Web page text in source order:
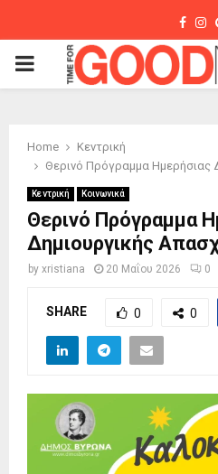
PRIMARY
Home
Κεντρική
Θερινό Πρόγραμμα Ημερήσιας
Κεντρική Κοινωνικά
Θερινό Πρόγραμμα
Δημιουργικής
by xristiana 20 Μαΐου 2026 0
SHARE 0 0